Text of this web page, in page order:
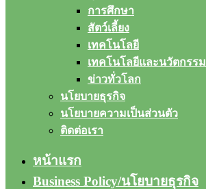
การศึกษา
สัตว์เลี้ยง
เทคโนโลยี
เทคโนโลยีและนวัตกรรม
ข่าวทั่วโลก
นโยบายธุรกิจ
นโยบายความเป็นส่วนตัว
ติดต่อเรา
หน้าแรก
Business Policy/นโยบายธุรกิจ